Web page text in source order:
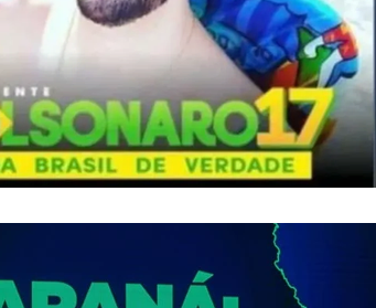
Bisbi Cristão Bisbi Diversidade